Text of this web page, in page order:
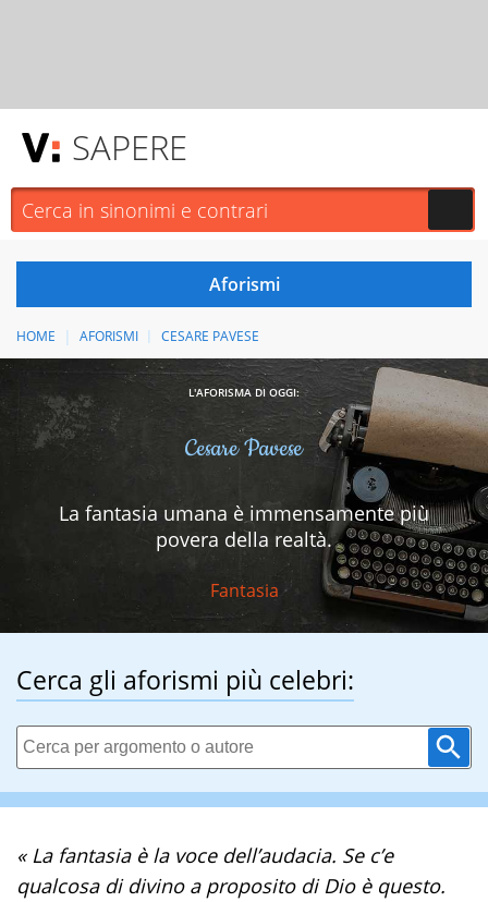
SAPERE
HOME AFORISMI CESARE PAVESE
L'AFORISMA DI OGGI:
Cesare Pavese
La fantasia umana è immensamente più
povera della realtà.
Fantasia
Cerca gli aforismi più celebri:
« La fantasia è la voce dell’audacia. Se c’e
qualcosa di divino a proposito di Dio è questo.